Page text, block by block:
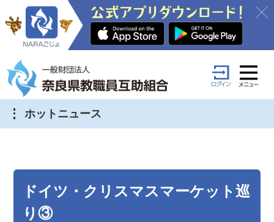
ホットニュース
ドイツ・クリスマスマーケット巡
り③